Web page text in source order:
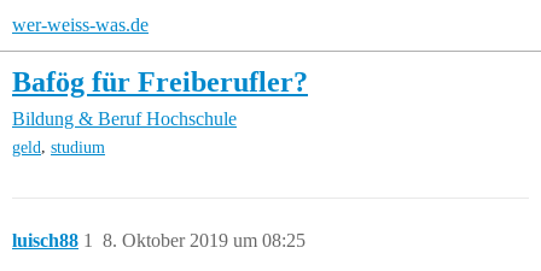
wer-weiss-was.de
Bafög für Freiberufler?
Bildung & Beruf Hochschule
geld, studium
luisch88 8. Oktober 2019 um 08:25
1